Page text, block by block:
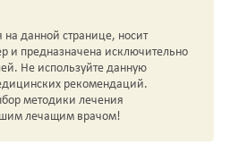
данной странице, носит
и предназначена исключительно
Не используйте данную
рекомендаций.
методики лечения
лечащим врачом!